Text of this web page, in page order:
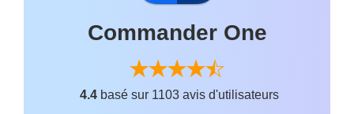
Commander One
4.4 basé sur 1103 avis d'utilisateurs